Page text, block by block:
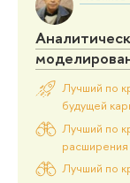
Лучший по
будущей
Лучший по
расширения
Лучший по